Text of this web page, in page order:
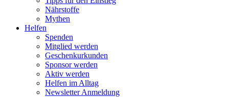
Nährstoffe
Mythen
Helfen
Spenden
Mitglied werden
Geschenkurkunden
Sponsor werden
Aktiv werden
Helfen im Alltag
Newsletter Anmeldung